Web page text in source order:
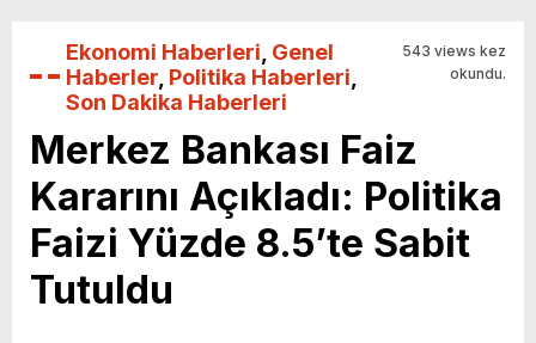
Ekonomi Haberleri Genel
Haberler Politika Haberleri
Son Dakika Haberleri
543 views kez
okundu.
Merkez Bankası Faiz
Kararını Açıkladı: Politika
Faizi Yüzde 8.5’te Sabit
Tutuldu